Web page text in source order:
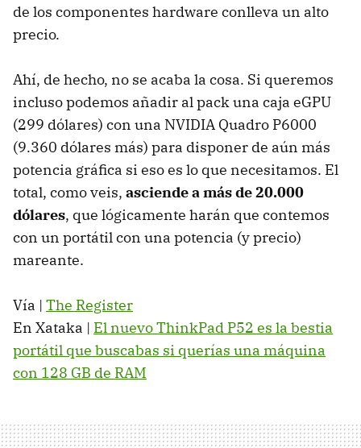
de los componentes hardware conlleva un alto
precio.
Ahí, de hecho, no se acaba la cosa. Si queremos
incluso podemos añadir al pack una caja eGPU
(299 dólares) con una NVIDIA Quadro P6000
(9.360 dólares más) para disponer de aún más
potencia gráfica si eso es lo que necesitamos. El
total, como veis, asciende a más de 20.000
dólares, que lógicamente harán que contemos
con un portátil con una potencia (y precio)
mareante.
Vía | The Register
En Xataka | El nuevo ThinkPad P52 es la bestia
portátil que buscabas si querías una máquina
con 128 GB de RAM